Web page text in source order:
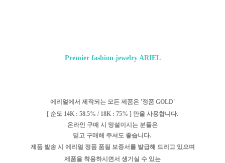
Premier fashion jewelry ARIEL
에리얼에서 제작되는 모든 제품은 '정품 GOLD'
[ 순도 14K : 58.5% / 18K : 75% ] 만을 사용합니다.
온라인 구매 시 망설이시는 분들은
믿고 구매해 주셔도 좋습니다.
제품 발송 시 에리얼 정품 품질 보증서를 발급해 드리고 있으며
제품을 착용하시면서 생기실 수 있는